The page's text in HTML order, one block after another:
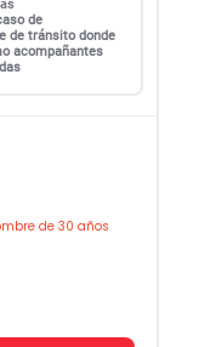
de
de tránsito donde
acompañantes
de 30 años